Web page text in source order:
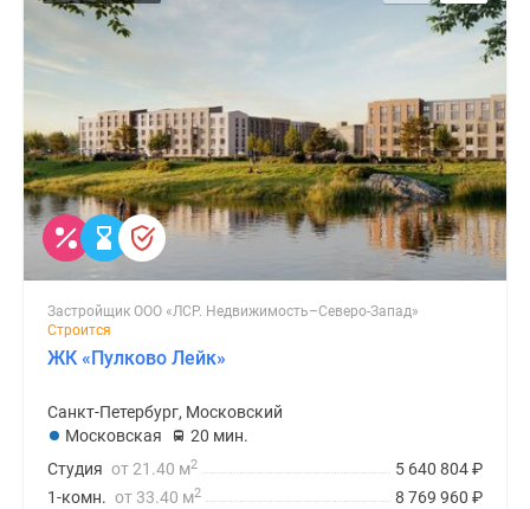
Застройщик ООО «ЛСР. Недвижимость–Северо-Запад»
Строится
ЖК «Пулково Лейк»
Санкт-Петербург, Московский
Московская
20 мин.
5 640 804₽
Студия от 21.40 м2
8 769 960 ₽
1-комн. от 33.40 м2